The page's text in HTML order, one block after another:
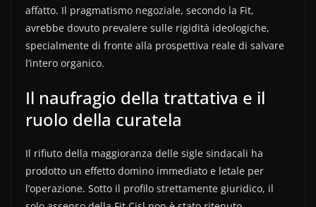
affatto. Il pragmatismo negoziale, secondo la Fit,
avrebbe dovuto prevalere sulle rigidità ideologiche,
specialmente di fronte alla prospettiva reale di salvare
l’intero organico.
Il naufragio della trattativa e il
ruolo della curatela
Il rifiuto della maggioranza delle sigle sindacali ha
prodotto un effetto domino immediato e letale per
l’operazione. Sotto il profilo strettamente giuridico, il